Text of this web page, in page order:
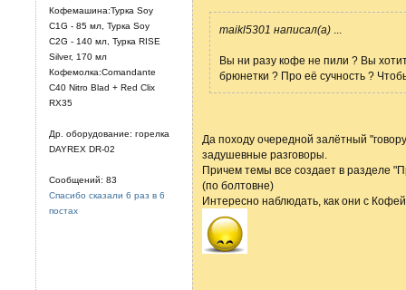
Кофемашина:Турка Soy
C1G - 85 мл, Турка Soy
C2G - 140 мл, Турка RISE
Silver, 170 мл
Кофемолка:Comandante
C40 Nitro Blad + Red Clix
RX35
Др. оборудование: горелка
DAYREX DR-02
Сообщений: 83
Спасибо сказали 6 раз в 6
постах
maikl5301 написал(а)
Вы ни разу кофе не пили ? Вы
брюнетки ? Про её сучность ?
Да походу очередной залётный
задушевные разговоры.
Причем темы все создает в разделе
(по болтовне)
Интересно наблюдать, как они с